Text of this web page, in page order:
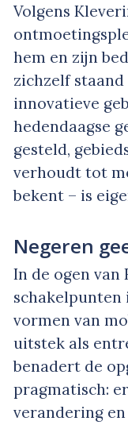
Volgens
hem en zijn
zichzelf
innovatieve
hedendaagse
gesteld,
verhoudt tot
bekent – is
Negeren
In de ogen van
schakelpunten
vormen van
uitstek als
benadert de
pragmatisch:
verandering